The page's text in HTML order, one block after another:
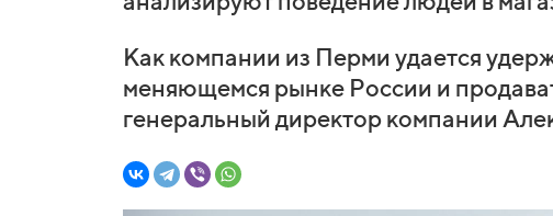
Как компании из Перми удается
меняющемся рынке России и
генеральный директор компании